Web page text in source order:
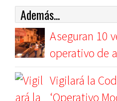
Además...
Aseguran 10
operativo de
Vigilará la
‘Operativo